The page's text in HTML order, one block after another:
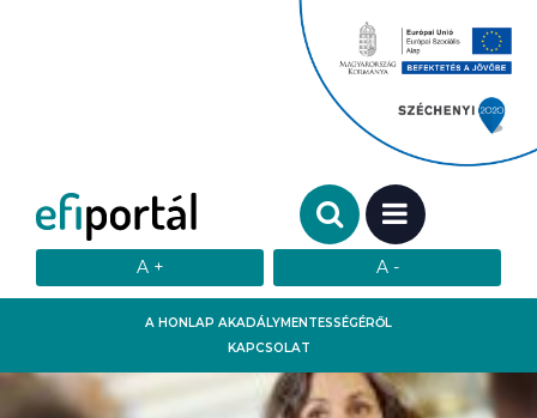
A HONLAP AKADÁLYMENTESSÉGÉRŐL
KAPCSOLAT
Keresendő szó:
MENÜ